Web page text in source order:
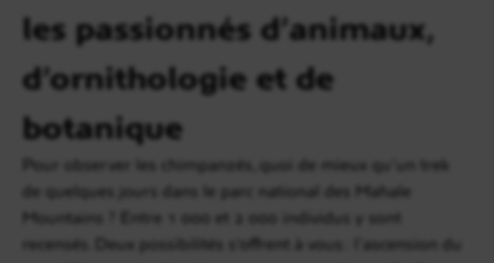
les passionnés d’animaux,
d’ornithologie et de
botanique
Pour observer les chimpanzés, quoi de mieux qu’un trek
de quelques jours dans le parc national des Mahale
Mountains ? Entre 1 000 et 2 000 individus y sont
recensés. Deux possibilités s’offrent à vous : l’ascension du